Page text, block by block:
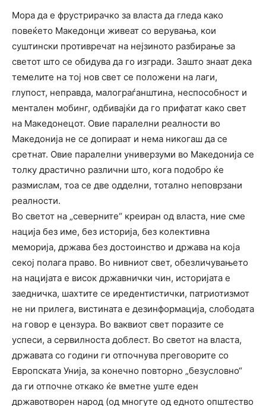
Мора да е фрустрирачко за власта да гледа како
повеќето Македонци живеат со верувања, кои
суштински противречат на нејзиното разбирање за
светот што се обидува да го изгради. Зашто знаат дека
темелите на тој нов свет се положени на лаги,
глупост, неправда, малограѓанштина, неспособност и
ментален мобинг, одбивајќи да го прифатат како свет
на Македонецот. Овие паралелни реалности во
Македонија не се допираат и нема никогаш да се
сретнат. Овие паралелни универзуми во Македонија се
толку драстично различни што, кога подобро ќе
размислам, тоа се две одделни, тотално неповрзани
реалности.
Во светот на „северните“ креиран од власта, ние сме
нација без име, без историја, без колективна
меморија, држава без достоинство и држава на која
секој полага право. Во нивниот свет, обезличувањето
на нацијата е висок државнички чин, историјата е
заедничка, шахтите се иредентистички, патриотизмот
не ни прилега, вистината е дезинформација, слободата
на говор е цензура. Во ваквиот свет поразите се
успеси, а сервилноста доблест. Во светот на власта,
државата со години ги отпочнува преговорите со
Европската Унија, за конечно повторно „безусловно“
да ги отпочне откако ќе вметне уште еден
државотворен народ (од многуте од едното општество